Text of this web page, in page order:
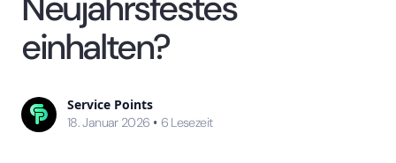
einhalten?
Service Points
18. Januar 2026 • 6 Lesezeit